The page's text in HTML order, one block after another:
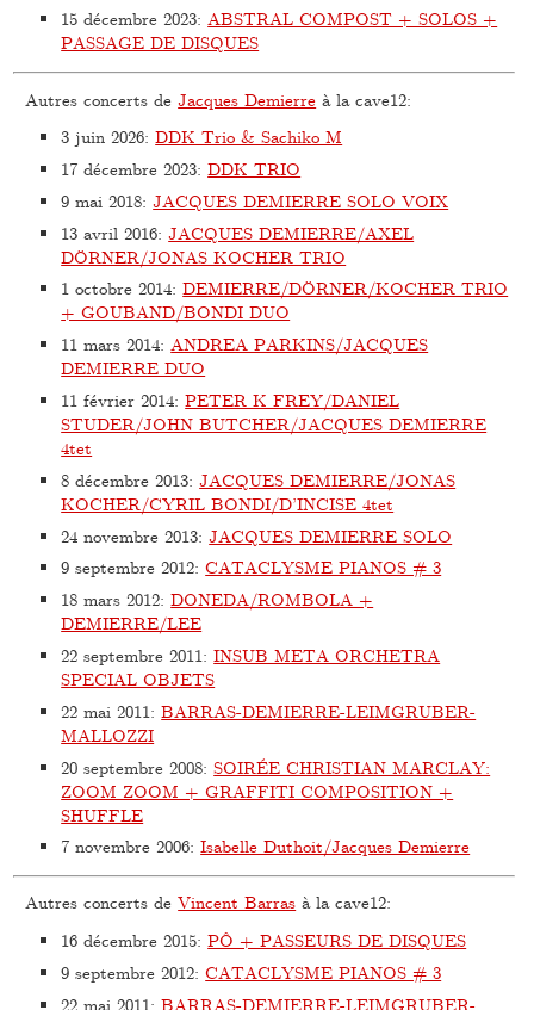
15 décembre 2023:ABSTRAL COMPOST + SOLOS +
PASSAGE DE DISQUES
Autres concerts deJacques Demierre à la cave12:
3 juin 2026:DDK Trio & Sachiko M
17 décembre 2023:DDK TRIO
9 mai 2018:JACQUES DEMIERRE SOLO VOIX
13 avril 2016:JACQUES DEMIERRE/AXEL
DÖRNER/JONAS KOCHER TRIO
1 octobre 2014:DEMIERRE/DÖRNER/KOCHER TRIO
+ GOUBAND/BONDI DUO
11 mars 2014:ANDREA PARKINS/JACQUES
DEMIERRE DUO
11 février 2014:PETER K FREY/DANIEL
STUDER/JOHN BUTCHER/JACQUES DEMIERRE
4tet
8 décembre 2013:JACQUES DEMIERRE/JONAS
KOCHER/CYRIL BONDI/D’INCISE 4tet
24 novembre 2013:JACQUES DEMIERRE SOLO
9 septembre 2012:CATACLYSME PIANOS # 3
18 mars 2012:DONEDA/ROMBOLA +
DEMIERRE/LEE
22 septembre 2011:INSUB META ORCHETRA
SPECIAL OBJETS
22 mai 2011:BARRAS-DEMIERRE-LEIMGRUBER-
MALLOZZI
20 septembre 2008:SOIRÉE CHRISTIAN MARCLAY:
ZOOM ZOOM + GRAFFITI COMPOSITION +
SHUFFLE
7 novembre 2006:Isabelle Duthoit/Jacques Demierre
Autres concerts deVincent Barras à la cave12:
16 décembre 2015:PÔ + PASSEURS DE DISQUES
9 septembre 2012:CATACLYSME PIANOS # 3
22 mai 2011:BARRAS-DEMIERRE-LEIMGRUBER-